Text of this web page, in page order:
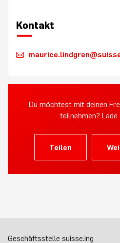
Kontakt
Du möchtest mit deinen
teilnehmen?
Teilen
Geschäftsstelle suisse.ing